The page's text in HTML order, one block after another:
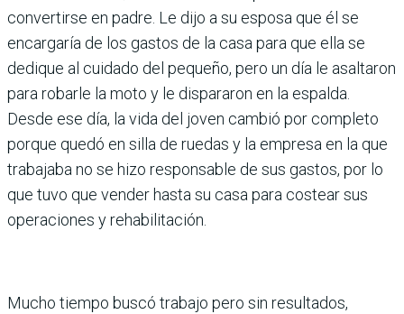
convertirse en padre. Le dijo a su esposa que él se
encargaría de los gastos de la casa para que ella se
dedique al cuidado del pequeño, pero un día le asaltaron
para robarle la moto y le dispararon en la espalda.
Desde ese día, la vida del joven cambió por completo
porque quedó en silla de ruedas y la empresa en la que
trabajaba no se hizo responsable de sus gastos, por lo
que tuvo que vender hasta su casa para costear sus
operaciones y rehabilitación.
Mucho tiempo buscó trabajo pero sin resultados,